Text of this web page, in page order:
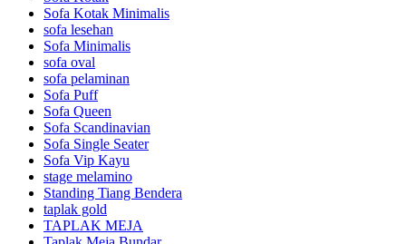
Sofa Kotak Minimalis
sofa lesehan
Sofa Minimalis
sofa oval
sofa pelaminan
Sofa Puff
Sofa Queen
Sofa Scandinavian
Sofa Single Seater
Sofa Vip Kayu
stage melamino
Standing Tiang Bendera
taplak gold
TAPLAK MEJA